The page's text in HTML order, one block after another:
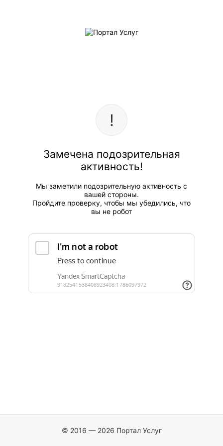
Замечена подозрительная
активность!
Мы заметили подозрительную активность с
вашей стороны.
Пройдите проверку, чтобы мы убедились, что
вы не робот
© 2016 — 2026 Портал Услуг